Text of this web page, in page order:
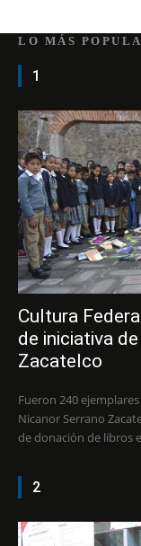
LO MÁS
1
Cultura
de iniciativa
Zacatelco
Fueron 240
Nicanor Serrano Zacatelco, Tlax. Concluyó con gran éxito la campaña
de donación de libros
2